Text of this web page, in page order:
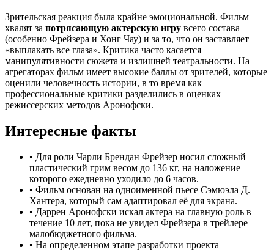
Зрительская реакция была крайне эмоциональной. Фильм
хвалят за потрясающую актерскую игру всего состава
(особенно Фрейзера и Хонг Чау) и за то, что он заставляет
«выплакать все глаза». Критика часто касается
манипулятивности сюжета и излишней театральности. На
агрегаторах фильм имеет высокие баллы от зрителей, которые
оценили человечность истории, в то время как
профессиональные критики разделились в оценках
режиссерских методов Аронофски.
Интересные факты
• Для роли Чарли Брендан Фрейзер носил сложный
пластический грим весом до 136 кг, на наложение
которого ежедневно уходило до 6 часов.
• Фильм основан на одноименной пьесе Сэмюэла Д.
Хантера, который сам адаптировал её для экрана.
• Даррен Аронофски искал актера на главную роль в
течение 10 лет, пока не увидел Фрейзера в трейлере
малобюджетного фильма.
• На определенном этапе разработки проекта